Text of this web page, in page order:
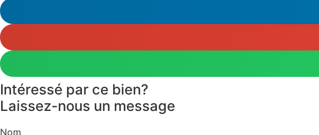
Intéressé par ce bien?
Laissez-nous un message
Nom